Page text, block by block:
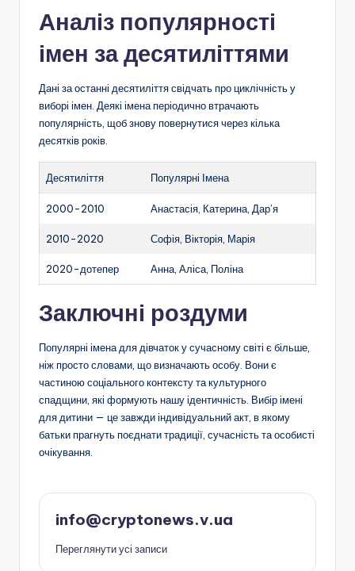
Аналіз популярності
імен за десятиліттями
Дані за останні десятиліття свідчать про циклічність у
виборі імен. Деякі імена періодично втрачають
популярність, щоб знову повернутися через кілька
десятків років.
Десятиліття Популярні Імена
2000-2010 Анастасія, Катерина, Дар’я
2010-2020 Софія, Вікторія, Марія
2020-дотепер Анна, Аліса, Поліна
Заключні роздуми
Популярні імена для дівчаток у сучасному світі є більше,
ніж просто словами, що визначають особу. Вони є
частиною соціального контексту та культурного
спадщини, які формують нашу ідентичність. Вибір імені
для дитини — це завжди індивідуальний акт, в якому
батьки прагнуть поєднати традиції, сучасність та особисті
очікування.
info@cryptonews.v.ua
Переглянути усі записи